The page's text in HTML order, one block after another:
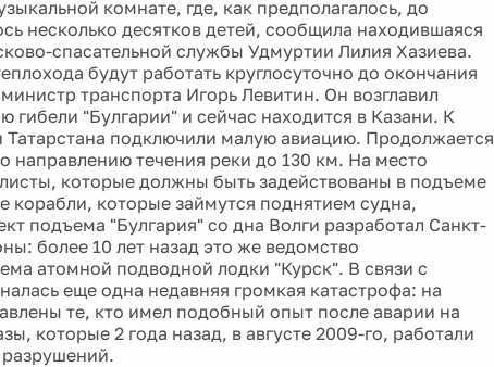
комнате, где, как предполагалось, до
несколько десятков детей, сообщила находившаяся
спасательной службы Удмуртии Лилия Хазиева.
будут работать круглосуточно до окончания
транспорта Игорь Левитин. Он возглавил
гибели "Булгарии" и сейчас находится в Казани. К
Татарстана подключили малую авиацию. Продолжается
направлению течения реки до 130 км. На место
которые должны быть задействованы в подъеме
корабли, которые займутся поднятием судна,
подъема "Булгария" со дна Волги разработал Санкт-
более 10 лет назад это же ведомство
атомной подводной лодки "Курск". В связи с
еще одна недавняя громкая катастрофа: на
те, кто имел подобный опыт после аварии на
которые 2 года назад, в августе 2009-го, работали